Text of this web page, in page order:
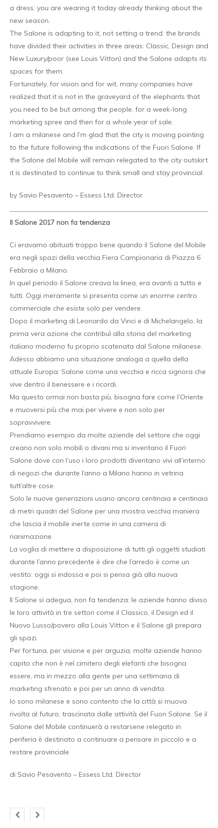
a dress: you are wearing it today already thinking about the
new season.
The Salone is adapting to it, not setting a trend: the brands
have divided their activities in three areas: Classic, Design and
New Luxury/poor (see Louis Vitton) and the Salone adapts its
spaces for them.
Fortunately, for vision and for wit, many companies have
realized that it is not in the graveyard of the elephants that
you need to be but among the people, for a week-long
marketing spree and then for a whole year of sale.
I am a milanese and I’m glad that the city is moving pointing
to the future following the indications of the Fuori Salone. If
the Salone del Mobile will remain relegated to the city outskirt
it is destinated to continue to think small and stay provincial.
by Savio Pesavento – Essess Ltd. Director
Il Salone 2017 non fa tendenza
Ci eravamo abituati troppo bene quando il Salone del Mobile
era negli spazi della vecchia Fiera Campionaria di Piazza 6
Febbraio a Milano.
In quel periodo il Salone creava la linea, era avanti a tutto e
tutti. Oggi meramente si presenta come un enorme centro
commerciale che esiste solo per vendere.
Dopo il marketing di Leonardo da Vinci e di Michelangelo, la
prima vera azione che contribuì alla storia del marketing
italiano moderno fu proprio scatenata dal Salone milanese.
Adesso abbiamo una situazione analoga a quella della
attuale Europa: Salone come una vecchia e ricca signora che
vive dentro il benessere e i ricordi.
Ma questo ormai non basta più, bisogna fare come l’Oriente
e muoversi più che mai per vivere e non solo per
sopravvivere.
Prendiamo esempio da molte aziende del settore che oggi
creano non solo mobili o divani ma si inventano il Fuori
Salone dove con l’uso i loro prodotti diventano vivi all’interno
di negozi che durante l’anno a Milano hanno in vetrina
tutt’altre cose.
Solo le nuove generazioni usano ancora centinaia e centinaia
di metri quadri del Salone per una mostra vecchia maniera
che lascia il mobile inerte come in una camera di
rianimazione.
La voglia di mettere a disposizione di tutti gli oggetti studiati
durante l’anno precedente è dire che l’arredo è come un
vestito: oggi si indossa e poi si pensa già alla nuova
stagione.
Il Salone si adegua, non fa tendenza: le aziende hanno diviso
le loro attività in tre settori come il Classico, il Design ed il
Nuovo Lusso/povero alla Louis Vitton e il Salone gli prepara
gli spazi.
Per fortuna, per visione e per arguzia, molte aziende hanno
capito che non è nel cimitero degli elefanti che bisogna
essere, ma in mezzo alla gente per una settimana di
marketing sfrenato e poi per un anno di vendita.
Io sono milanese e sono contento che la città si muova
rivolta al futuro, trascinata dalle attività del Fuori Salone. Se il
Salone del Mobile continuerà a restarsene relegato in
periferia è destinato a continuare a pensare in piccolo e a
restare provinciale.
di Savio Pesavento – Essess Ltd. Director